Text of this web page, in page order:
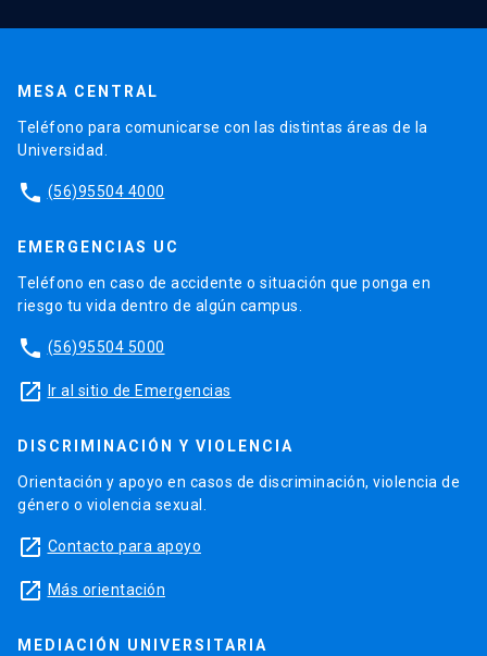
MESA CENTRAL
Teléfono para comunicarse con las distintas áreas de la
Universidad.
phone (56)95504 4000
EMERGENCIAS UC
Teléfono en caso de accidente o situación que ponga en
riesgo tu vida dentro de algún campus.
phone (56)95504 5000
launch Ir al sitio de Emergencias
DISCRIMINACIÓN Y VIOLENCIA
Orientación y apoyo en casos de discriminación, violencia de
género o violencia sexual.
launch Contacto para apoyo
launch Más orientación
MEDIACIÓN UNIVERSITARIA